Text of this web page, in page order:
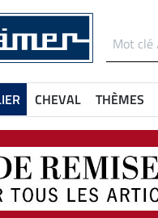
CHEVAL THÈMES